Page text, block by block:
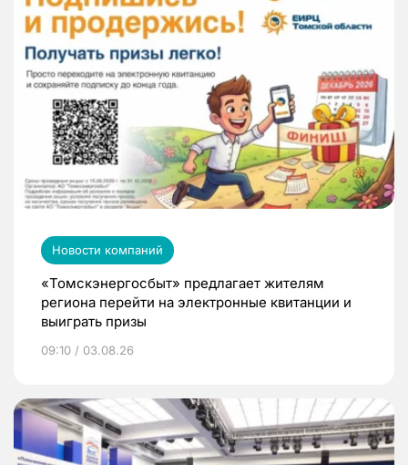
Новости компаний
«Томскэнергосбыт» предлагает жителям
региона перейти на электронные квитанции и
выиграть призы
09:10 / 03.08.26